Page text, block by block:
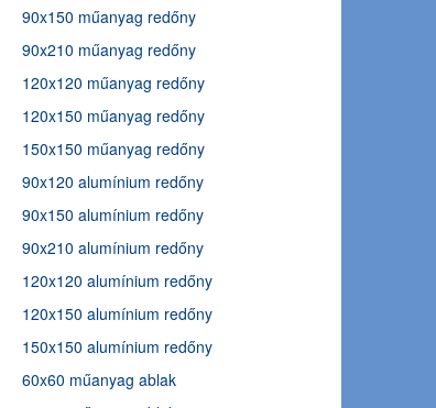
90x150 műanyag redőny
90x210 műanyag redőny
120x120 műanyag redőny
120x150 műanyag redőny
150x150 műanyag redőny
90x120 alumínium redőny
90x150 alumínium redőny
90x210 alumínium redőny
120x120 alumínium redőny
120x150 alumínium redőny
150x150 alumínium redőny
60x60 műanyag ablak